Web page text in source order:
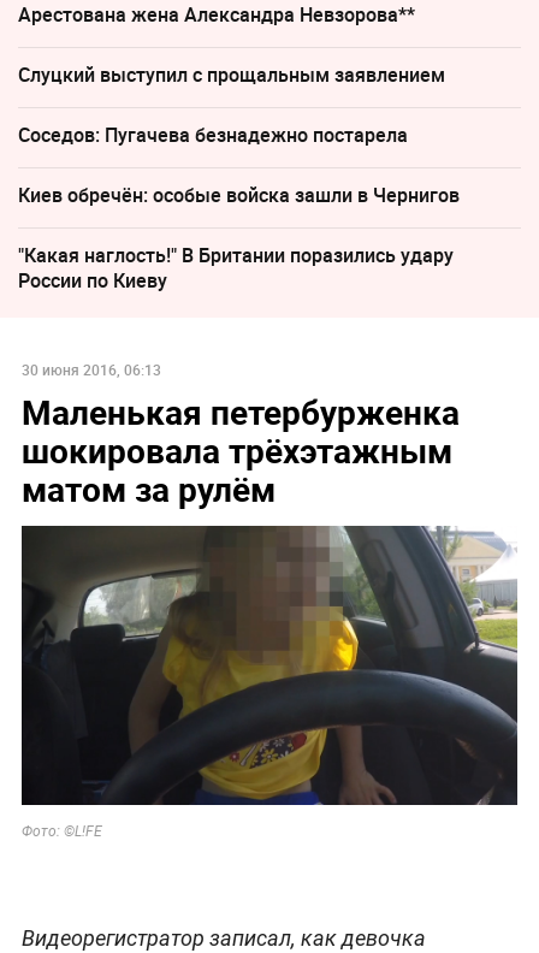
Арестована жена Александра Невзорова**
Слуцкий выступил с прощальным заявлением
Соседов: Пугачева безнадежно постарела
Киев обречён: особые войска зашли в Чернигов
"Какая наглость!" В Британии поразились удару
России по Киеву
30 июня 2016, 06:13
Маленькая петербурженка
шокировала трёхэтажным
матом за рулём
Фото: ©L!FE
Видеорегистратор записал, как девочка